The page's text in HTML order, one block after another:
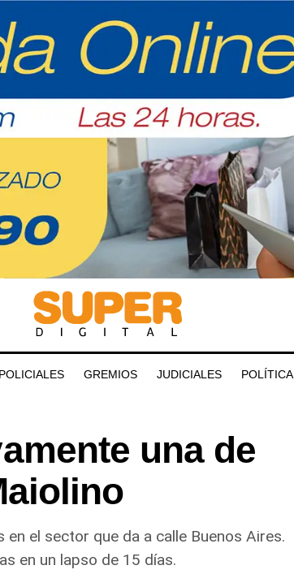
POLICIALES GREMIOS JUDICIALES POLÍTICA
una de
el sector que da a calle Buenos Aires.
en un lapso de 15 días.